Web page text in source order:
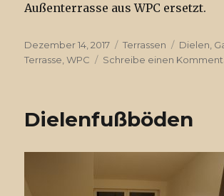
Außenterrasse aus WPC ersetzt.
Veröffentlicht
am
Dezember 14, 2017 Kategorien
Terrassen Tags
Dielen,
Terrasse,WPC Schreibe einen
Dielenfußböden